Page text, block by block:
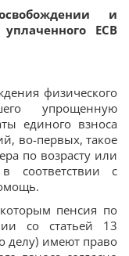
и
ЕСВ
физического
упрощенную
единого взноса
во-первых, такое
по возрасту или
соответствии с
пенсия по
со статьей 13
делу) имеют право